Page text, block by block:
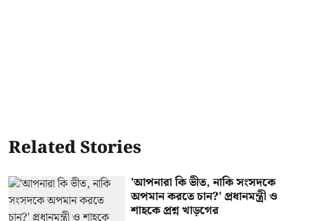
Related Stories
'আপনারা কি ভীত, নাকি সংসদকে
অপমান করতে চান?' প্রধানমন্ত্রী ও
শাহকে প্রশ্ন খাড়গের